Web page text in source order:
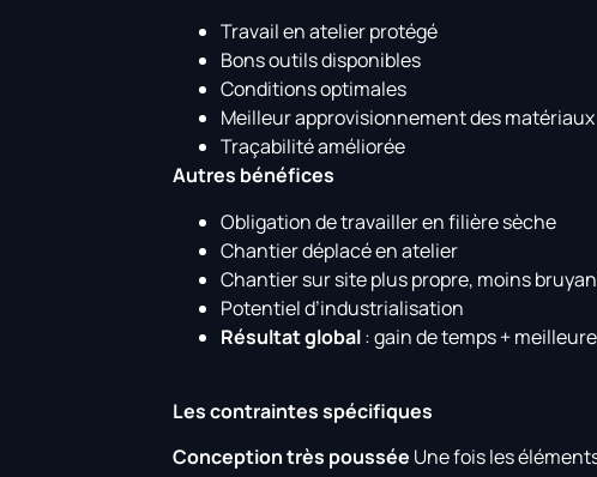
Travail en atelier protégé
Bons outils disponibles
Conditions optimales
Meilleur approvisionnement des matériaux
Traçabilité améliorée
Autres bénéfices
Obligation de travailler en filière sèche
Chantier déplacé en atelier
Chantier sur site plus propre, moins
Potentiel d’industrialisation
Résultat global: gain de temps +
Les contraintes spécifiques
Conception très poussée Une fois les